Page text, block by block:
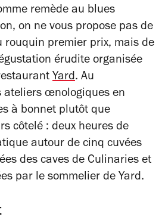
remède au blues
on ne vous propose pas de
rouquin premier prix, mais de
érudite organisée
Yard. Au
ateliers œnologiques en
à bonnet plutôt que
côtelé : deux heures de
autour de cinq cuvées
des caves de Culinaries et
par le sommelier de Yard.